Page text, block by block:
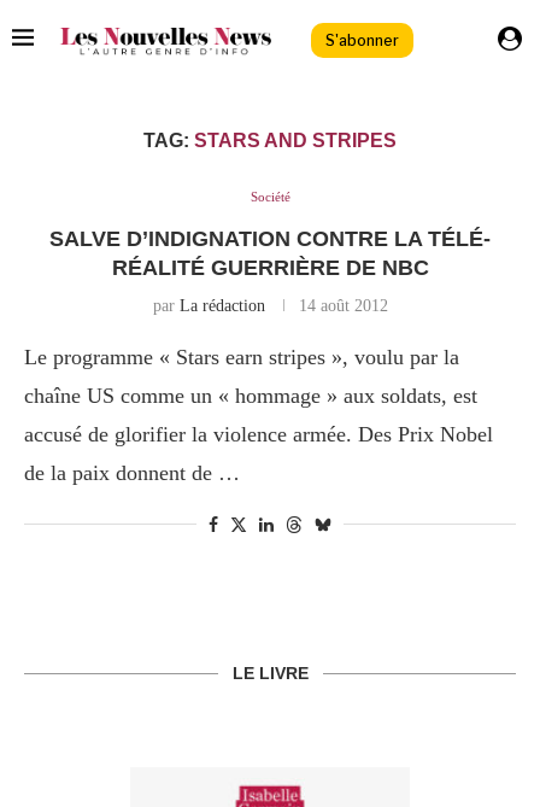
S'abonner
TAG: STARS AND STRIPES
Société
SALVE D’INDIGNATION CONTRE LA TÉLÉ-
RÉALITÉ GUERRIÈRE DE NBC
par La rédaction 14 août 2012
Le programme « Stars earn stripes », voulu par la
chaîne US comme un « hommage » aux soldats, est
accusé de glorifier la violence armée. Des Prix Nobel
de la paix donnent de …
LE LIVRE